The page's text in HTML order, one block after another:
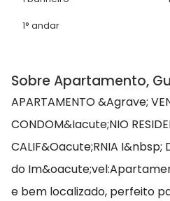
1° andar
Sobre Apartamento,
APARTAMENTO &Agrave;
CONDOM&Iacute;NIO
CALIF&Oacute;RNIA
do
e bem localizado, perfeito